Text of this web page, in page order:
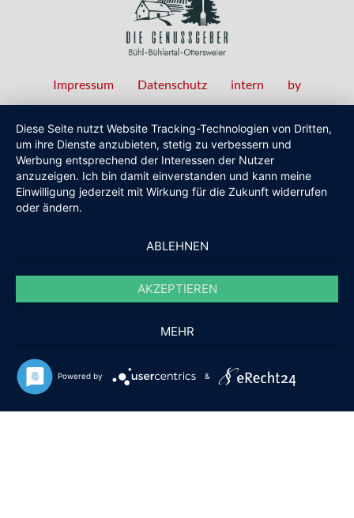
Fußzeilenmenü
Impressum Datenschutz intern by
Diese Seite nutzt Website Tracking-Technologien von Dritten,
um ihre Dienste anzubieten, stetig zu verbessern und
Werbung entsprechend der Interessen der Nutzer
anzuzeigen. Ich bin damit einverstanden und kann meine
Einwilligung jederzeit mit Wirkung für die Zukunft widerrufen
oder ändern.
ABLEHNEN
AKZEPTIEREN
MEHR
Powered by &